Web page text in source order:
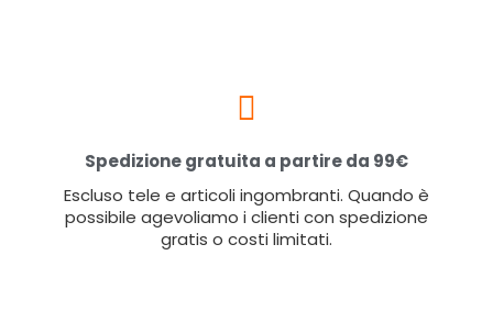
Spedizione gratuita a partire da 99€
Escluso tele e articoli ingombranti. Quando è
possibile agevoliamo i clienti con spedizione
gratis o costi limitati.